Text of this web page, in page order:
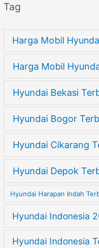
Tag
Harga Mobil
Harga Mobil
Hyundai Bekasi
Hyundai Bogor
Hyundai Cikarang
Hyundai Depok
Hyundai Harapan Indah
Hyundai Indonesia
Hyundai Indonesia